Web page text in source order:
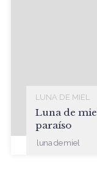
LUNA DE MIEL
Luna de
paraíso
luna de miel